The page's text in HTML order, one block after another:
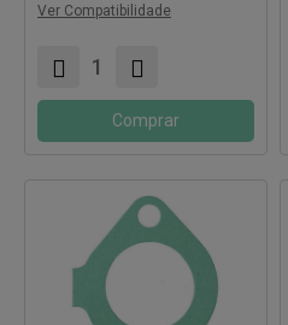
Ver Compatibilidade
Comprar